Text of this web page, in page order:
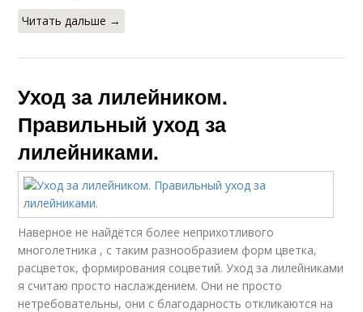
Читать дальше →
Уход за лилейником.
Правильный уход за
лилейниками.
Наверное не найдётся более неприхотливого
многолетника , с таким разнообразием форм цветка,
расцветок, формирования соцветий. Уход за лилейниками
я считаю просто наслаждением. Они не просто
нетребовательны, они с благодарность откликаются на